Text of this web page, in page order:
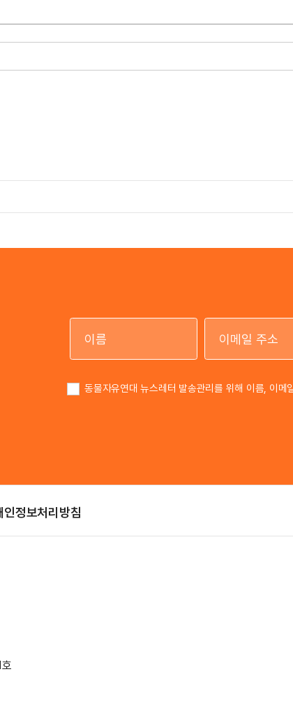
동물자유연대 뉴스레터 발송관리를 위해 이름, 이
인정보처리방침